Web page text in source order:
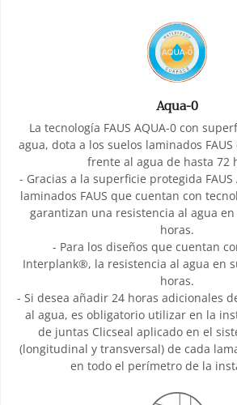
Aqua-0
La tecnología FAUS AQUA-0 con
agua, dota a los suelos laminados
frente al agua de hasta 72
- Gracias a la superficie protegida
laminados FAUS que cuentan con
garantizan una resistencia al agua
horas.
- Para los diseños que cuentan
Interplank®, la resistencia al agua en
horas.
- Si desea añadir 24 horas adicionales
al agua, es obligatorio utilizar en la
de juntas Clicseal aplicado en el
(longitudinal y transversal) de cada
en todo el perímetro de la